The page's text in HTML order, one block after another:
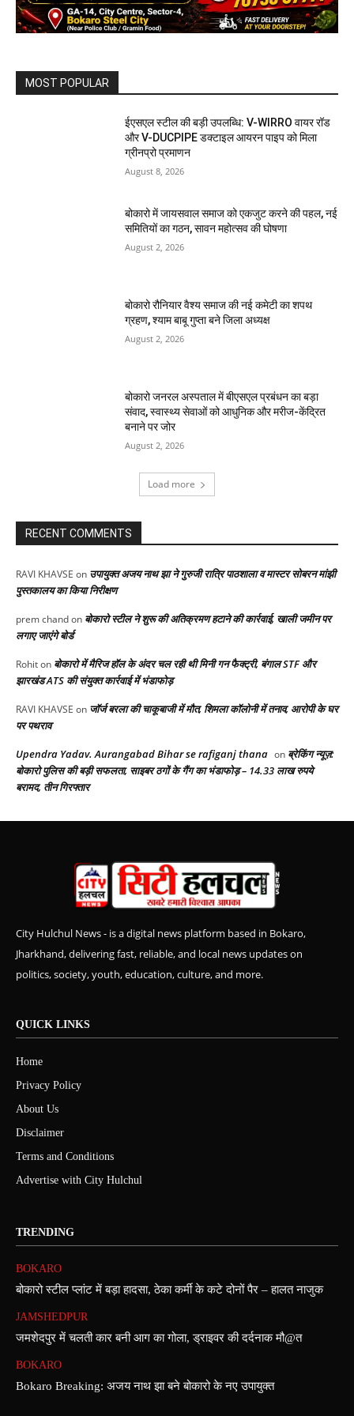
MOST POPULAR
ईएसएल स्टील की बड़ी उपलब्धि: V-WIRRO वायर रॉड
और V-DUCPIPE डक्टाइल आयरन पाइप को मिला
ग्रीनप्रो प्रमाणन
August 8, 2026
बोकारो में जायसवाल समाज को एकजुट करने की पहल, नई
समितियों का गठन, सावन महोत्सव की घोषणा
August 2, 2026
बोकारो रौनियार वैश्य समाज की नई कमेटी का शपथ
ग्रहण, श्याम बाबू गुप्ता बने जिला अध्यक्ष
August 2, 2026
बोकारो जनरल अस्पताल में बीएसएल प्रबंधन का बड़ा
संवाद, स्वास्थ्य सेवाओं को आधुनिक और मरीज-केंद्रित
बनाने पर जोर
August 2, 2026
Load more
RECENT COMMENTS
RAVI KHAVSE on उपायुक्त अजय नाथ झा ने गुरुजी रात्रि पाठशाला व मास्टर सोबरन मांझी
पुस्तकालय का किया निरीक्षण
prem chandon बोकारो स्टील ने शुरू की अतिक्रमण हटाने की कार्रवाई, खाली जमीन पर
लगाए जाएंगे बोर्ड
Rohiton बोकारो में मैरिज हॉल के अंदर चल रही थी मिनी गन फैक्ट्री, बंगाल STF और
झारखंड ATS की संयुक्त कार्रवाई में भंडाफोड़
RAVI KHAVSE on जॉर्ज बरला की चाकूबाजी में मौत, शिमला कॉलोनी में तनाव, आरोपी के घर
पर पथराव
Upendra Yadav. Aurangabad Bihar se rafiganj thana on ब्रेकिंग न्यूज़:
बोकारो पुलिस की बड़ी सफलता, साइबर ठगों के गैंग का भंडाफोड़ – 14.33 लाख रुपये
बरामद, तीन गिरफ्तार
City Hulchul News - is a digital news platform based in Bokaro,
Jharkhand, delivering fast, reliable, and local news updates on
politics, society, youth, education, culture, and more.
QUICK LINKS
Home
Privacy Policy
About Us
Disclaimer
Terms and Conditions
Advertise with City Hulchul
TRENDING
BOKARO
बोकारो स्टील प्लांट में बड़ा हादसा, ठेका कर्मी के कटे दोनों पैर – हालत नाजुक
JAMSHEDPUR
जमशेदपुर में चलती कार बनी आग का गोला, ड्राइवर की दर्दनाक मौ@त
BOKARO
Bokaro Breaking: अजय नाथ झा बने बोकारो के नए उपायुक्त